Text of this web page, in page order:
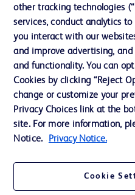
other tracking technologies
services, conduct analytics
you interact with our
and improve advertising,
and functionality. You can
Cookies by clicking “Reject
change or customize your
Privacy Choices link at the
site. For more information,
Notice.
Privacy Notice.
Cookie